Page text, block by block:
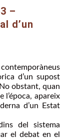
–
d’un
d’un supost
obstant, quan
l’época, apareix
d’un Estat
del sistema
el debat en el